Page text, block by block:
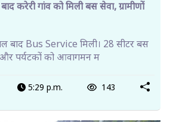
करेरी गांव को मिली बस सेवा, ग्रामीणों
बाद Bus Service मिली। 28 सीटर बस
और पर्यटकों को आवागमन म
5:29 p.m. 143